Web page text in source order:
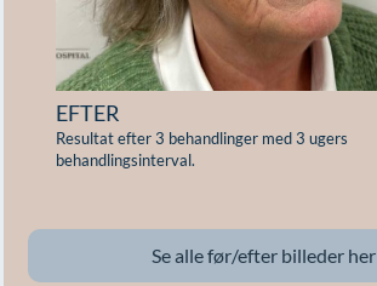
EFTER
Resultat efter 3 behandlinger med 3 ugers
behandlingsinterval.
Se alle før/efter billeder her